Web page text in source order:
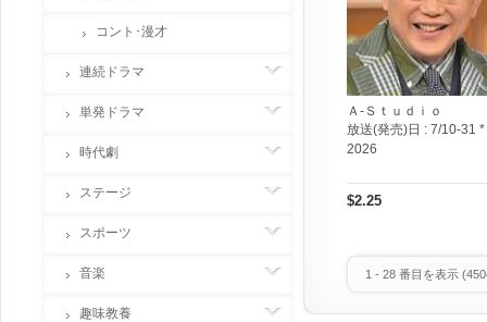
Ａ-Ｓｔｕｄｉｏ
放送(発売)日 : 7/10-31 *
2026
$2.25
1 - 28 番目を表示 (
コント･漫才
連続ドラマ
単発ドラマ
時代劇
ステージ
スポーツ
音楽
趣味教養